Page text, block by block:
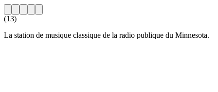
(13)
La station de musique classique de la radio publique du Minnesota.